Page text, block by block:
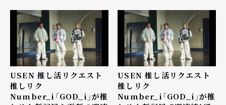
内で配信！
Ceremony」で発表・表彰
USEN 推し活リクエスト
推しリク
Number_i「GOD_i」が推
USEN 推し活リクエスト
推しリク
Number_i「GOD_i」が推